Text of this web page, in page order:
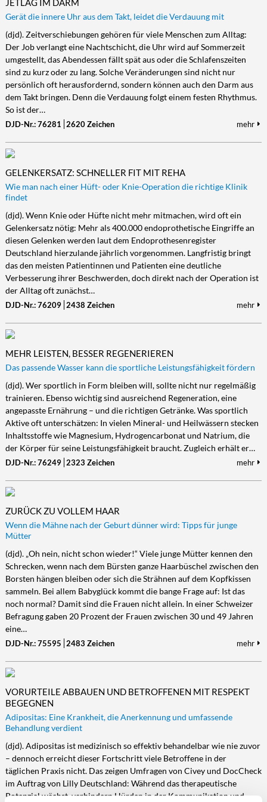
JETLAG IM DARM
Gerät die innere Uhr aus dem Takt, leidet die Verdauung mit
(djd). Zeitverschiebungen gehören für viele Menschen zum Alltag:
Der Job verlangt eine Nachtschicht, die Uhr wird auf Sommerzeit
umgestellt, das Abendessen fällt spät aus oder die Schlafenszeiten
sind zu kurz oder zu lang. Solche Veränderungen sind nicht nur
persönlich oft herausfordernd, sondern können auch den Darm aus
dem Takt bringen. Denn die Verdauung folgt einem festen Rhythmus.
So ist der…
DJD-Nr.: 76281 2620 Zeichen mehr
GELENKERSATZ: SCHNELLER FIT MIT REHA
Wie man nach einer Hüft- oder Knie-Operation die richtige Klinik
findet
(djd). Wenn Knie oder Hüfte nicht mehr mitmachen, wird oft ein
Gelenkersatz nötig: Mehr als 400.000 endoprothetische Eingriffe an
diesen Gelenken werden laut dem Endoprothesenregister
Deutschland hierzulande jährlich vorgenommen. Langfristig bringt
das den meisten Patientinnen und Patienten eine deutliche
Verbesserung ihrer Beschwerden, doch direkt nach der Operation ist
der Alltag oft zunächst…
DJD-Nr.: 76209 2438 Zeichen mehr
MEHR LEISTEN, BESSER REGENERIEREN
Das passende Wasser kann die sportliche Leistungsfähigkeit fördern
(djd). Wer sportlich in Form bleiben will, sollte nicht nur regelmäßig
trainieren. Ebenso wichtig sind ausreichend Regeneration, eine
angepasste Ernährung – und die richtigen Getränke. Was sportlich
Aktive oft unterschätzen: In vielen Mineral- und Heilwässern stecken
Inhaltsstoffe wie Magnesium, Hydrogencarbonat und Natrium, die
der Körper für seine Leistungsfähigkeit braucht. Zugleich erhält er…
DJD-Nr.: 76249 2323 Zeichen mehr
ZURÜCK ZU VOLLEM HAAR
Wenn die Mähne nach der Geburt dünner wird: Tipps für junge
Mütter
(djd). „Oh nein, nicht schon wieder!“ Viele junge Mütter kennen den
Schrecken, wenn nach dem Bürsten ganze Haarbüschel zwischen den
Borsten hängen bleiben oder sich die Strähnen auf dem Kopfkissen
sammeln. Bei allem Babyglück kommt die bange Frage auf: Ist das
noch normal? Damit sind die Frauen nicht allein. In einer Schweizer
Befragung gaben 20 Prozent der Frauen zwischen 30 und 49 Jahren
eine…
DJD-Nr.: 75595 2483 Zeichen mehr
VORURTEILE ABBAUEN UND BETROFFENEN MIT RESPEKT
BEGEGNEN
Adipositas: Eine Krankheit, die Anerkennung und umfassende
Behandlung verdient
(djd). Adipositas ist medizinisch so effektiv behandelbar wie nie zuvor
– dennoch erreicht dieser Fortschritt viele Betroffene in der
täglichen Praxis nicht. Das zeigen Umfragen von Civey und DocCheck
im Auftrag von Lilly Deutschland: Während das therapeutische
Potenzial wächst, verhindern Hürden in der Kommunikation und